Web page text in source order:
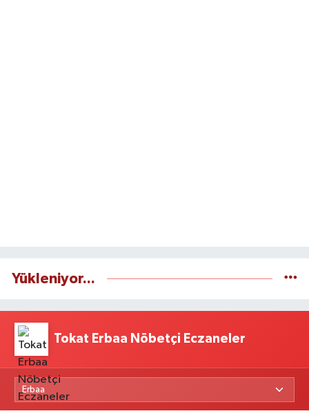
Yükleniyor...
Tokat Erbaa Nöbetçi Eczaneler